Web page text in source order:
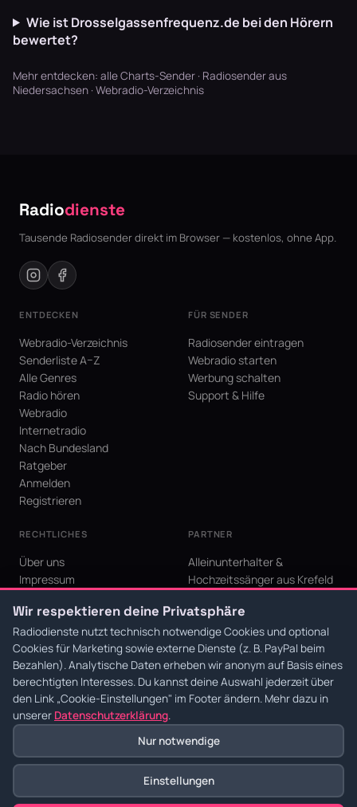
Wie ist Drosselgassenfrequenz.de bei den Hörern
bewertet?
Mehr entdecken: alle Charts-Sender · Radiosender aus
Niedersachsen · Webradio-Verzeichnis
Radiodienste
Tausende Radiosender direkt im Browser — kostenlos, ohne App.
ENTDECKEN
Webradio-Verzeichnis
Senderliste A–Z
Alle Genres
Radio hören
Webradio
Internetradio
Nach Bundesland
Ratgeber
Anmelden
Registrieren
FÜR SENDER
Radiosender eintragen
Webradio starten
Werbung schalten
Support & Hilfe
RECHTLICHES
Über uns
Impressum
AGB
Cookie-Einstellungen
PARTNER
Alleinunterhalter &
Hochzeitssänger aus Krefeld
Krefeld für den Niederrhein
© 2026 Radiodienste. Alle Rechte vorbehalten.·Datenschutz·AGB·
Impressum
Wir respektieren deine Privatsphäre
Radiodienste nutzt technisch notwendige Cookies und optional
Cookies für Marketing sowie externe Dienste (z. B. PayPal beim
Bezahlen). Analytische Daten erheben wir anonym auf Basis eines
berechtigten Interesses. Du kannst deine Auswahl jederzeit über
den Link „Cookie-Einstellungen" im Footer ändern. Mehr dazu in
unserer Datenschutzerklärung.
Nur notwendige
Einstellungen